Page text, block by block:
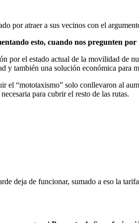
por atraer a sus vecinos con el
esto, cuando nos pregunten
por el estado actual de la movilidad de
y también una solución económica para
el “mototaxismo” solo conllevaron al
para cubrir el resto de las rutas.
deja de funcionar, sumado a eso la